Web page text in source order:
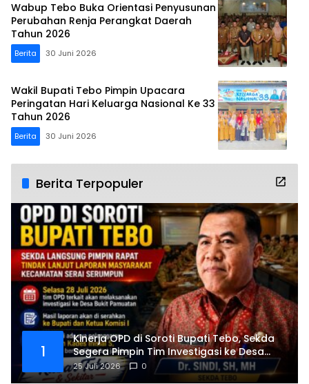
Wabup Tebo Buka Orientasi Penyusunan
Perubahan Renja Perangkat Daerah
Tahun 2026
Berita 30 Juni 2026
Wakil Bupati Tebo Pimpin Upacara
Peringatan Hari Keluarga Nasional Ke 33
Tahun 2026
Berita 30 Juni 2026
Berita Terpopuler
1
Kinerja OPD di Soroti Bupati Tebo, Sekda
Segera Pimpin Tim Investigasi ke Desa
Bukit Pamuatan, Serai serumpun
25 Juli 2026 0